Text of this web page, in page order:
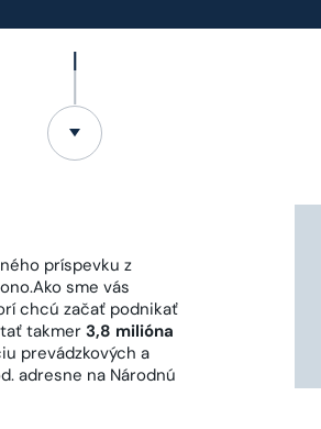
príspevku z
sme vás
chcú začať podnikať
takmer3,8 milióna
prevádzkových a
adresne na Národnú